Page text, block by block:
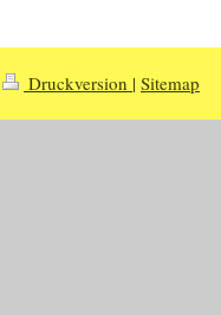
Druckversion | Sitemap